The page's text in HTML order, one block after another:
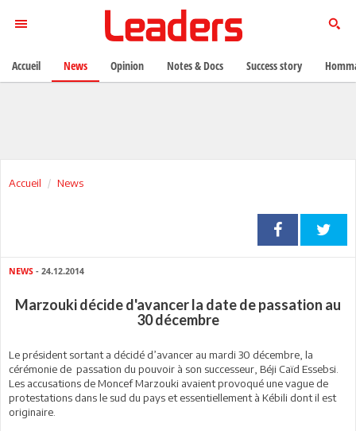
Accueil News
NEWS - 24.12.2014
Marzouki décide d'avancer la date de passation au
30 décembre
Le président sortant a décidé d’avancer au mardi 30 décembre, la
cérémonie de passation du pouvoir à son successeur, Béji Caïd Essebsi.
Les accusations de Moncef Marzouki avaient provoqué une vague de
protestations dans le sud du pays et essentiellement à Kébili dont il est
originaire.
Accueil News Opinion Notes & Docs Success story